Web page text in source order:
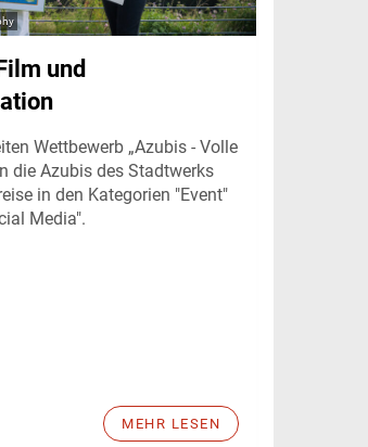
und
Wettbewerb „Azubis - Volle
die Azubis des Stadtwerks
in den Kategorien "Event"
Media".
MEHR LESEN